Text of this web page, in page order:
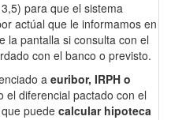
para que el sistema
actúal que le informamos en
la pantalla si consulta con el
con el banco o previsto.
a euribor, IRPH o
el diferencial pactado con el
puede calcular hipoteca